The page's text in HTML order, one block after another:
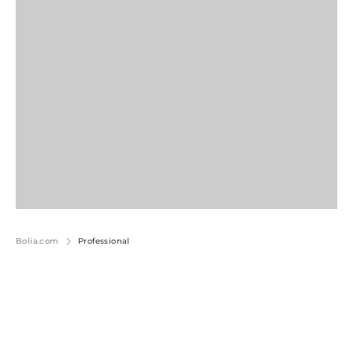
Bolia.com Professional